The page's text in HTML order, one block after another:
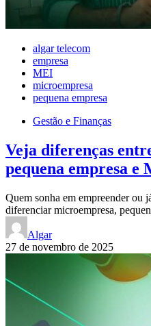
algar telecom
empresa
MEI
microempresa
pequena empresa
Gestão e Finanças
Veja diferenças
pequena empresa e
Quem sonha em empreender ou
diferenciar microempresa,
Algar
27 de novembro de 2025